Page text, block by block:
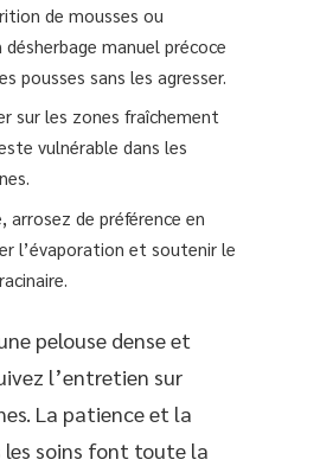
de mousses ou
désherbage manuel précoce
pousses sans les agresser.
sur les zones fraîchement
vulnérable dans les
arrosez de préférence en
l’évaporation et soutenir le
pelouse dense et
l’entretien sur
La patience et la
les soins font toute la